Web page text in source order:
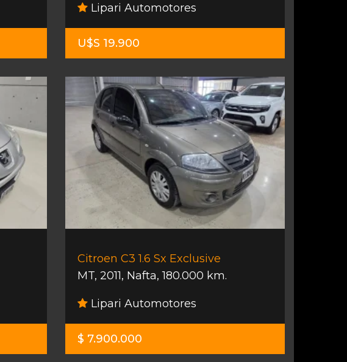
Lipari Automotores
U$S 19.900
Citroen C3 1.6 Sx Exclusive
MT, 2011, Nafta,180.000 km.
Lipari Automotores
$ 7.900.000